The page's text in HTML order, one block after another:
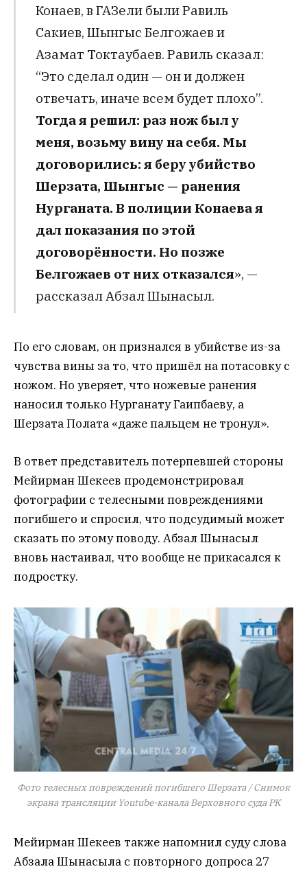
Конаев, в ГАЗели были Равиль
Сакиев, Шынгыс Белгожаев и
Азамат Токтаубаев. Равиль сказал:
“Это сделал один — он и должен
отвечать, иначе всем будет плохо”.
Тогда я решил: раз нож был у
меня, возьму вину на себя. Мы
договорились: я беру убийство
Шерзата, Шынгыс — ранения
Нурганата. В полиции Конаева я
дал показания по этой
договорённости. Но позже
Белгожаев от них отказался», —
рассказал Абзал Шынасыл.
По его словам, он признался в убийстве из-за
чувства вины за то, что пришёл на потасовку с
ножом. Но уверяет, что ножевые ранения
наносил только Нурганату Гаипбаеву, а
Шерзата Полата «даже пальцем не тронул».
В ответ представитель потерпевшей стороны
Мейирман Шекеев продемонстрировал
фотографии с телесными повреждениями
погибшего и спросил, что подсудимый может
сказать по этому поводу. Абзал Шынасыл
вновь настаивал, что вообще не прикасался к
подростку.
Фото телесных повреждений погибшего Шерзата / Снимок
экрана трансляции Youtube-канала Верховного суда РК
Мейирман Шекеев также напомнил суду слова
Абзала Шынасыла с повторного допроса 27